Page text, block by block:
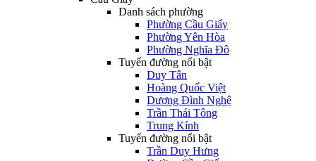
Danh sách phường
Phường Cầu Giấy
Phường Yên Hòa
Phường Nghĩa Đô
Tuyến đường nổi bật
Duy Tân
Hoàng Quốc Việt
Dương Đình Nghệ
Trần Thái Tông
Trung Kính
Tuyến đường nổi bật
Trần Duy Hưng